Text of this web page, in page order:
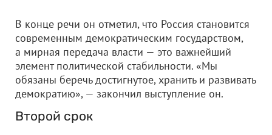
В конце речи он отметил, что Россия становится
современным демократическим государством,
а мирная передача власти — это важнейший
элемент политической стабильности. «Мы
обязаны беречь достигнутое, хранить и развивать
демократию», — закончил выступление он.
Второй срок